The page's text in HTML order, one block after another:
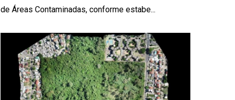
de Áreas Contaminadas, conforme estabe...